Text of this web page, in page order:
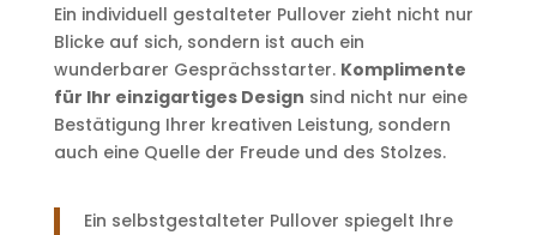
Ein individuell gestalteter Pullover zieht nicht nur
Blicke auf sich, sondern ist auch ein
wunderbarer Gesprächsstarter. Komplimente
für Ihr einzigartiges Design sind nicht nur eine
Bestätigung Ihrer kreativen Leistung, sondern
auch eine Quelle der Freude und des Stolzes.
Ein selbstgestalteter Pullover spiegelt Ihre